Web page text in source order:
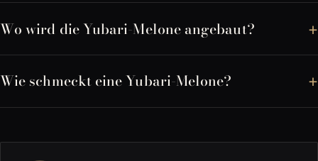
Wo wird die Yubari-Melone angebaut?
Wie schmeckt eine Yubari-Melone?